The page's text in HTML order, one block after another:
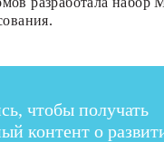
чтобы получать
контент о